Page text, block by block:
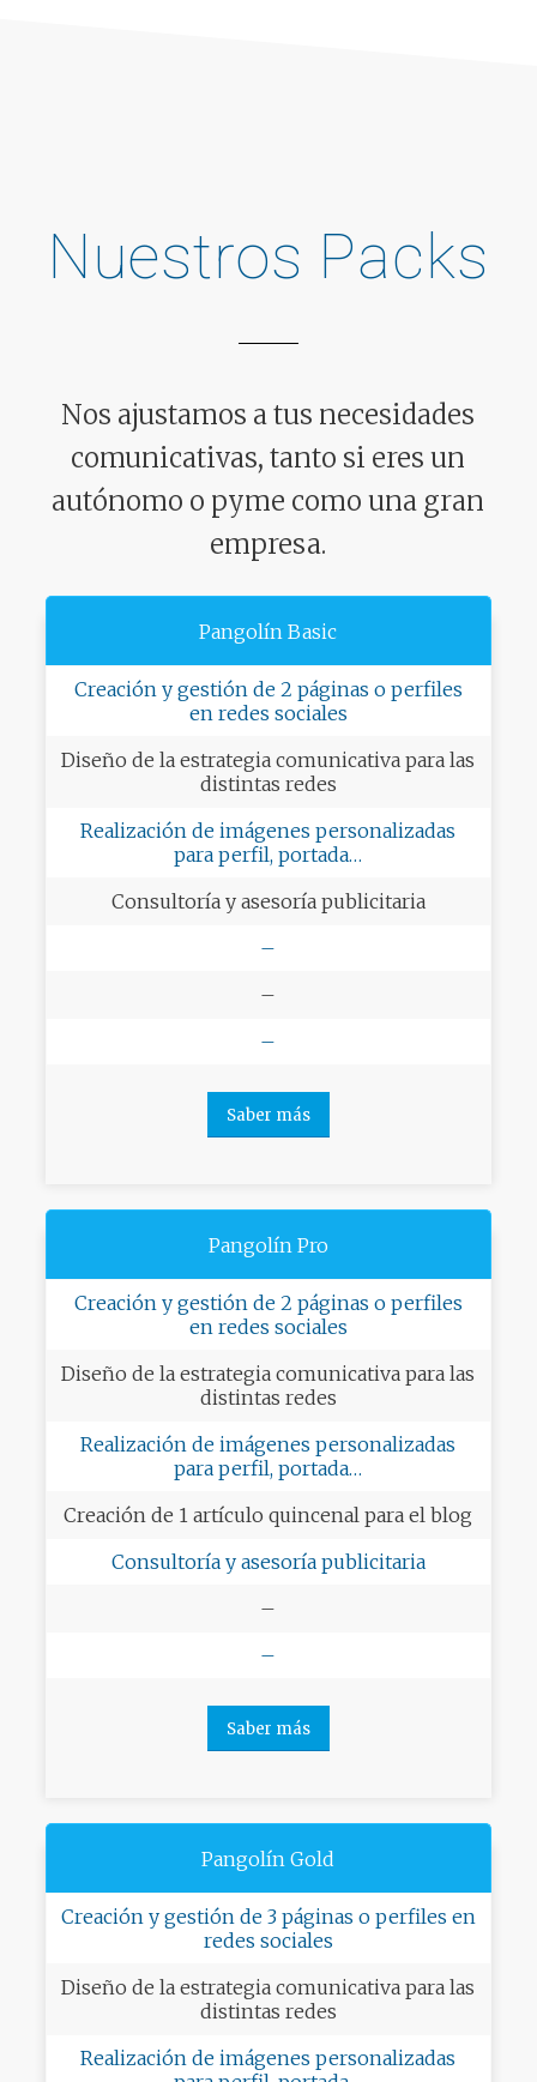
Nuestros Packs
Nos ajustamos a tus necesidades
comunicativas, tanto si eres un
autónomo o pyme como una gran
empresa.
Pangolín Basic
Creación y gestión de 2 páginas o perfiles
en redes sociales
Diseño de la estrategia comunicativa para las
distintas redes
Realización de imágenes personalizadas
para perfil, portada…
Consultoría y asesoría publicitaria
–
–
–
Saber más
Pangolín Pro
Creación y gestión de 2 páginas o perfiles
en redes sociales
Diseño de la estrategia comunicativa para las
distintas redes
Realización de imágenes personalizadas
para perfil, portada…
Creación de 1 artículo quincenal para el blog
Consultoría y asesoría publicitaria
–
–
Saber más
Pangolín Gold
Creación y gestión de 3 páginas o perfiles en
redes sociales
Diseño de la estrategia comunicativa para las
distintas redes
Realización de imágenes personalizadas